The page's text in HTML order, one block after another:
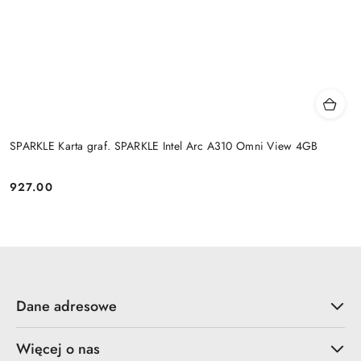
SPARKLE Karta graf. SPARKLE Intel Arc A310 Omni View 4GB
Cena:
927.00
Dane adresowe
Więcej o nas